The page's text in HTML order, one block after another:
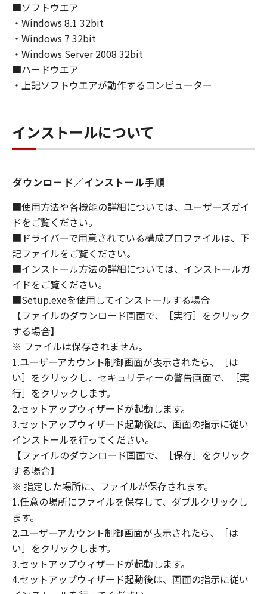
４．所有権
「本ソフトウェア」に係る権原および所有権
は、その内容によりキヤノンまたはキヤノンの
ライセンサーに帰属します。
より必要な許可等を得ることなしに、「本ソフ
トウェア」の全部または一部を、直接または間
接に輸出してはなりません。
６．サポートおよびアップデート
らの販売代理店および販売店、並びにキヤノン
のライセンサーは、お客様による「本ソフトウ
ェア」の使用を支援すること、および「本ソフ
トウェア」に対してアップデート、バグの修正
あるいはサポートを行うことについて、いかな
る責任も負うものではありません。
７．保証の否認・免責
(1) 「本ソフトウェア」は、『現状のまま』の
状態で使用許諾されます。キヤノン、キヤノン
のライセンサー、キヤノンの子会社、キヤノン
の関連会社、それらの販売代理店または販売店
のいずれも、「本ソフトウェア」に関して、商
品性および特定の目的への適合性の保証を含
め、いかなる保証も、明示たると黙示たるとを
問わず一切しないものとします。
(2) キヤノン、キヤノンのライセンサー、キヤノ
ンの子会社、キヤノンの関連会社、それらの販
売代理店または販売店のいずれも、「本ソフト
ウェア」の使用または使用不能から生ずるいか
なる損害（逸失利益およびその他の派生的また
全ての損害を言います。）について、適用法で
認められる限り、一切の責任を負わないものと
します。たとえ、キヤノン、キヤノンのライセ
ンサー、キヤノンの子会社、キヤノンの関連会
社、それらの販売代理店または販売店がかかる
■ソフトウエア
・Windows 8.1 32bit
・Windows 7 32bit
・Windows Server 2008 32bit
■ハードウエア
・上記ソフトウエアが動作するコンピューター
インストールについて
ダウンロード／インストール手順
■使用方法や各機能の詳細については、ユーザーズガイ
ドをご覧ください。
■ドライバーで用意されている構成プロファイルは、下
記ファイルをご覧ください。
■インストール方法の詳細については、インストールガ
イドをご覧ください。
■Setup.exeを使用してインストールする場合
【ファイルのダウンロード画面で、［実行］をクリック
する場合】
※ ファイルは保存されません。
1.ユーザーアカウント制御画面が表示されたら、［は
い］をクリックし、セキュリティーの警告画面で、［実
行］をクリックします。
2.セットアップウィザードが起動します。
3.セットアップウィザード起動後は、画面の指示に従い
インストールを行ってください。
【ファイルのダウンロード画面で、［保存］をクリック
する場合】
※ 指定した場所に、ファイルが保存されます。
1.任意の場所にファイルを保存して、ダブルクリックし
ます。
2.ユーザーアカウント制御画面が表示されたら、［は
い］をクリックします。
3.セットアップウィザードが起動します。
4.セットアップウィザード起動後は、画面の指示に従い